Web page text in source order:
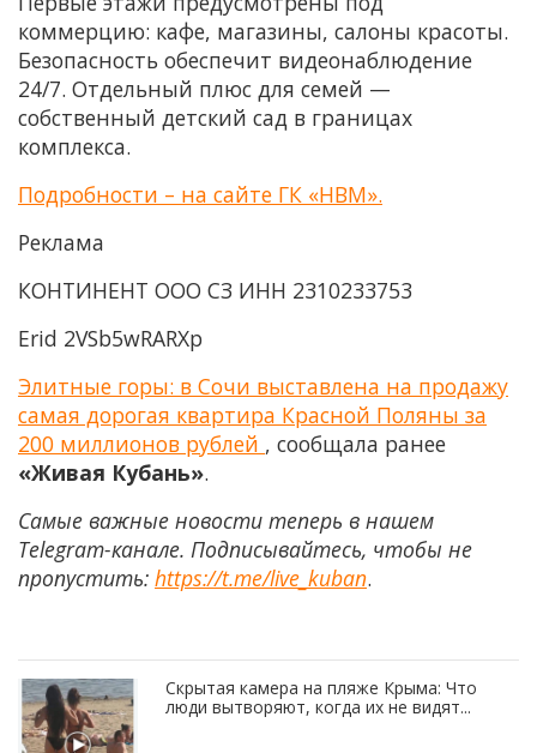
коммерцию: кафе, магазины, салоны красоты.
Безопасность обеспечит видеонаблюдение
24/7. Отдельный плюс для семей —
собственный детский сад в границах
комплекса.
Подробности – на сайте ГК «НВМ».
Реклама
КОНТИНЕНТ ООО СЗ ИНН 2310233753
Еrid 2VSb5wRARXp
Элитные горы: в Сочи выставлена на продажу
самая дорогая квартира Красной Поляны за
200 миллионов рублей , сообщала ранее
«Живая Кубань».
Самые важные новости теперь в нашем
Telegram-канале. Подписывайтесь, чтобы не
пропустить: https://t.me/live_kuban.
Скрытая камера на пляже Крыма: Что
люди вытворяют, когда их не видят...